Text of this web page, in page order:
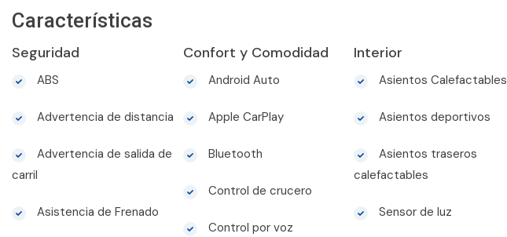
Características
Seguridad
ABS
Advertencia de distancia
Advertencia de salida de
carril
Asistencia de Frenado
Confort y Comodidad
Android Auto
Apple CarPlay
Bluetooth
Control de crucero
Control por voz
Interior
Asientos Calefactables
Asientos deportivos
Asientos traseros
calefactables
Sensor de luz